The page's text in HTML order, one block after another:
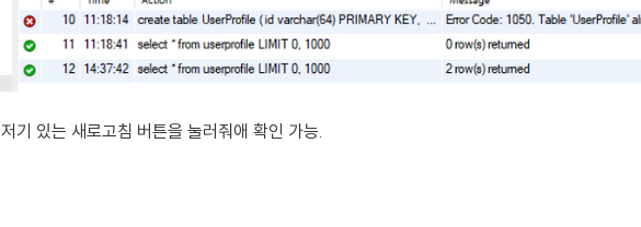
저기 있는 새로고침 버튼을 눌러줘애 확인 가능.